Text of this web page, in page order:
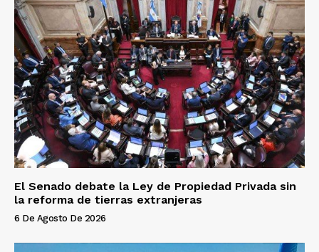
El Senado debate la Ley de Propiedad Privada sin
la reforma de tierras extranjeras
6 De Agosto De 2026